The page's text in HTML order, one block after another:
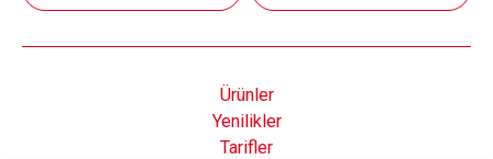
Ürünler
Yenilikler
Tarifler